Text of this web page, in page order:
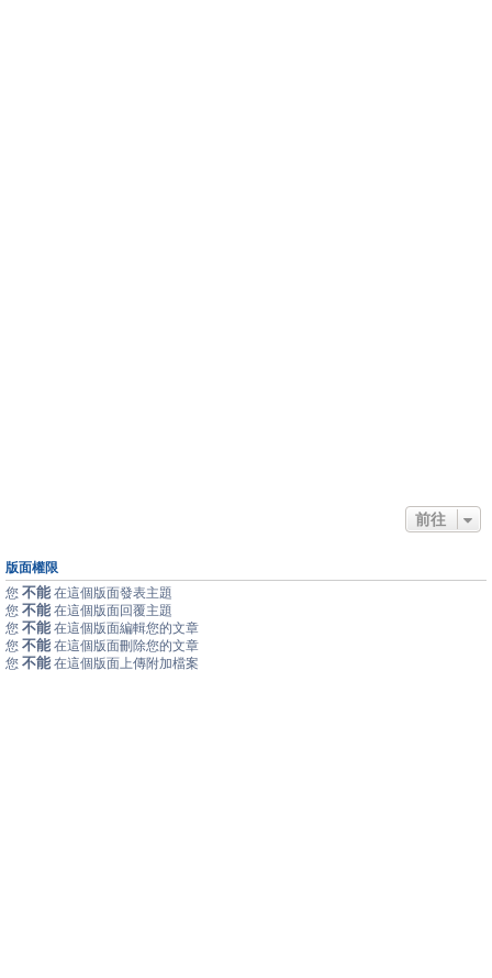
前往
版面權限
您 不能 在這個版面發表主題
您 不能 在這個版面回覆主題
您 不能 在這個版面編輯您的文章
您 不能 在這個版面刪除您的文章
您 不能 在這個版面上傳附加檔案